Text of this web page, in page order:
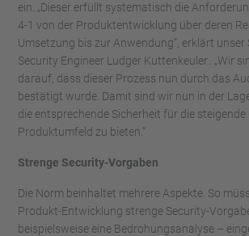
ein. „Dieser erfüllt systematisch die
4-1 von der Produktentwicklung über deren
Umsetzung bis zur Anwendung“, erklärt unser
Security Engineer Ludger Kuttenkeuler.. „Wir
darauf, dass dieser Prozess nun durch das
bestätigt wurde. Damit sind wir nun in der
die entsprechende Sicherheit für die
Produktumfeld zu bieten.“
Strenge Security-Vorgaben
Die Norm beinhaltet mehrere Aspekte. So
Produkt-Entwicklung strenge Security-
beispielsweise eine Bedrohungsanalyse –